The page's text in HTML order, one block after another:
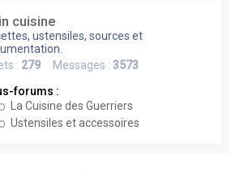
cuisine
ustensiles, sources et
: 279 Messages : 3573
forums :
La Cuisine des Guerriers
Ustensiles et accessoires